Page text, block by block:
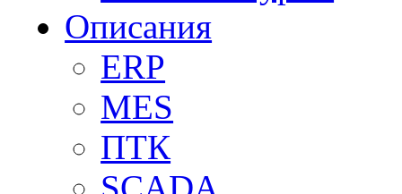
Описания
ERP
MES
ПТК